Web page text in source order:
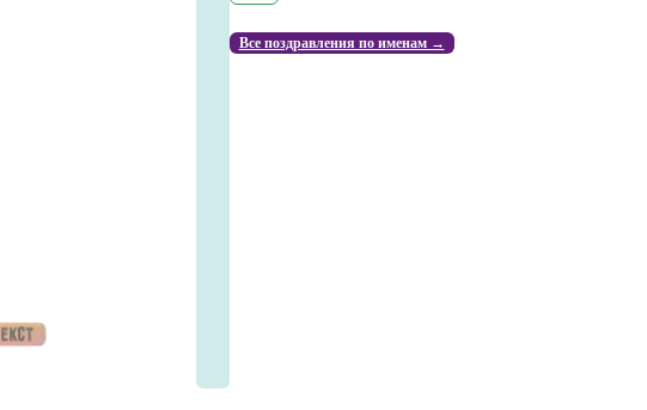
Все поздравления по именам →